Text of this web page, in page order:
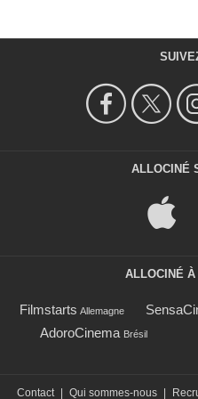
ALLOCINÉ
ALLOCINÉ
Filmstarts Allemagne
AdoroCinema Brésil
Contact Qui sommes-nous